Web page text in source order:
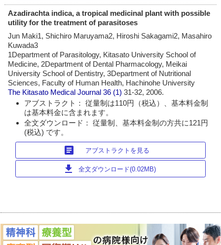
Azadirachta indica, a tropical medicinal plant with possible
utility for the treatment of parasitoses
Jun Maki1, Shichiro Maruyama2, Hiroshi Sakagami2, Masahiro
Kuwada3
1Department of Parasitology, Kitasato University School of
Medicine, 2Department of Dental Pharmacology, Meikai
University School of Dentistry, 3Department of Nutritional
Sciences, Faculty of Human Health, Hachinohe University
The Kitasato Medical Journal 36 (1)31-32, 2006.
アブストラクト： 従量制は110円（税込）、基本料金制
は基本料金に含まれます。
全文ダウンロード： 従量制、基本料金制の方共に121円
(税込) です。
article アブストラクトを見る
download 全文ダウンロード(0.02MB)